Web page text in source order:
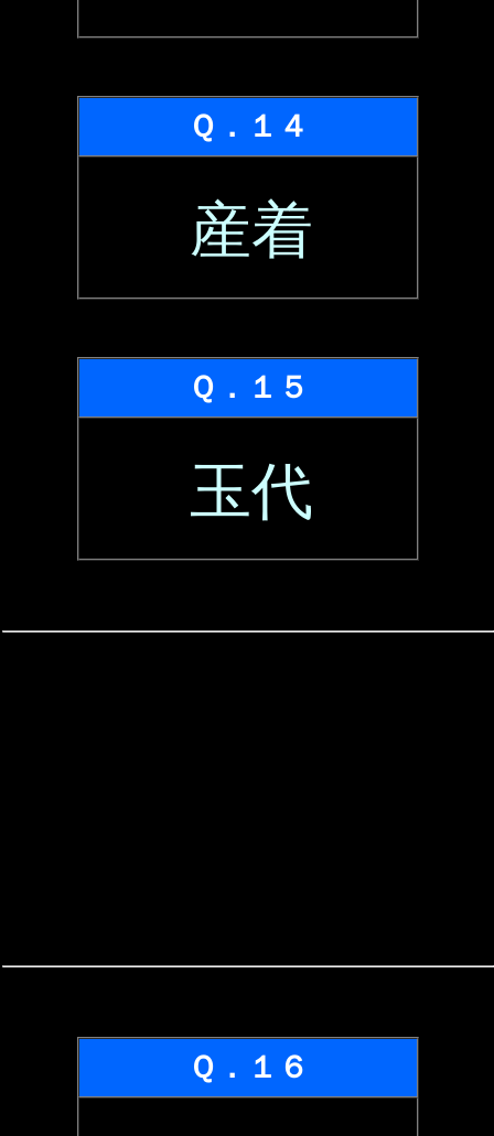
Ｑ．１４
産着
Ｑ．１５
玉代
Ｑ．１６